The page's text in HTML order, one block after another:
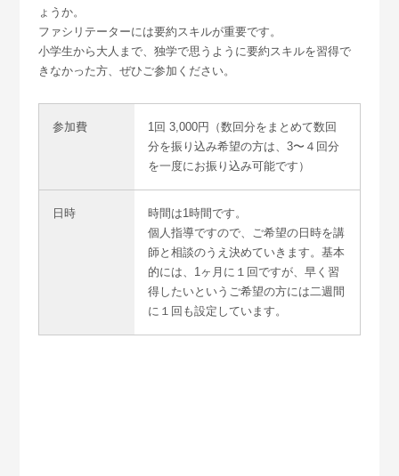
ょうか。
ファシリテーターには要約スキルが重要です。
小学生から大人まで、独学で思うように要約スキルを習得で
きなかった方、ぜひご参加ください。
参加費
1回 3,000円（数回分をまとめて数回
分を振り込み希望の方は、3〜４回分
を一度にお振り込み可能です）
日時
時間は1時間です。
個人指導ですので、ご希望の日時を講
師と相談のうえ決めていきます。基本
的には、1ヶ月に１回ですが、早く習
得したいというご希望の方には二週間
に１回も設定しています。